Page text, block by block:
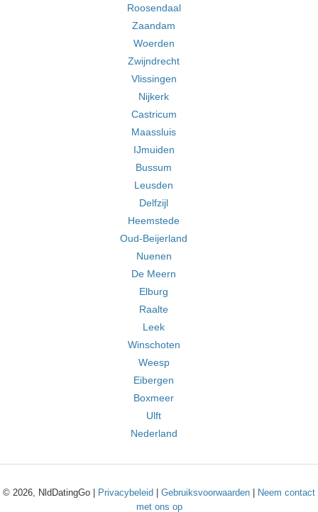
Roosendaal
Zaandam
Woerden
Zwijndrecht
Vlissingen
Nijkerk
Castricum
Maassluis
IJmuiden
Bussum
Leusden
Delfzijl
Heemstede
Oud-Beijerland
Nuenen
De Meern
Elburg
Raalte
Leek
Winschoten
Weesp
Eibergen
Boxmeer
Ulft
Nederland
© 2026, NldDatingGo | Privacybeleid Gebruiksvoorwaarden
Neem contact
met ons op